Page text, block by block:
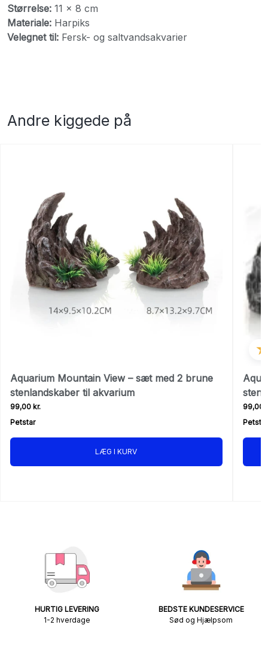
Størrelse: 11 x 8 cm
Materiale: Harpiks
Velegnet til: Fersk- og saltvandsakvarier
Andre kiggede på
Aquarium Mountain View – sæt med 2 brune
stenlandskaber til akvarium
99,00 kr.
Petstar
LÆG I KURV
99,00
Petstar
HURTIG LEVERING
1-2 hverdage
BEDSTE KUNDESERVICE
Sød og Hjælpsom